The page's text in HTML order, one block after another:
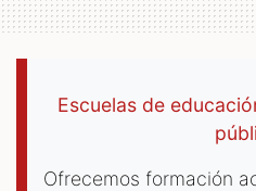
Escuelas de
Ofrecemos formación